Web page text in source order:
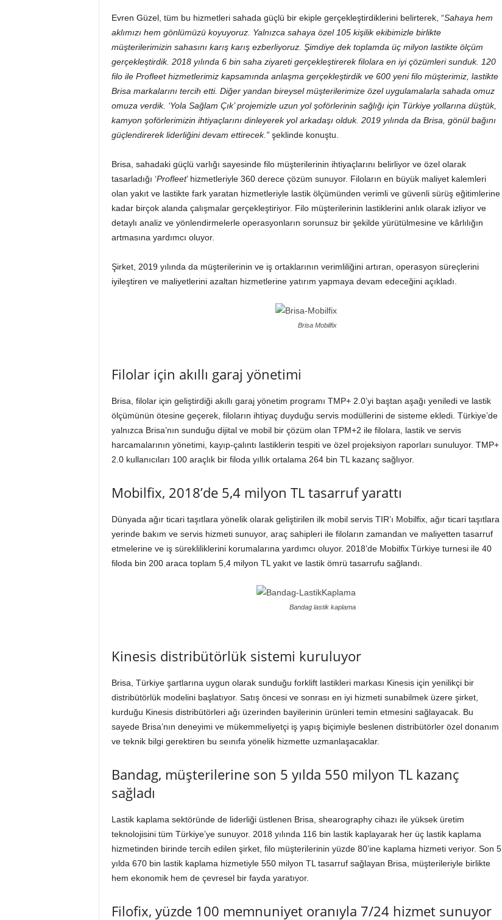
Evren Güzel, tüm bu hizmetleri sahada güçlü bir ekiple gerçekleştirdiklerini belirterek, “Sahaya hem
aklımızı hem gönlümüzü koyuyoruz. Yalnızca sahaya özel 105 kişilik ekibimizle birlikte
müşterilerimizin sahasını karış karış ezberliyoruz. Şimdiye dek toplamda üç milyon lastikte ölçüm
gerçekleştirdik. 2018 yılında 6 bin saha ziyareti gerçekleştirerek filolara en iyi çözümleri sunduk. 120
filo ile Profleet hizmetlerimiz kapsamında anlaşma gerçekleştirdik ve 600 yeni filo müşterimiz, lastikte
Brisa markalarını tercih etti. Diğer yandan bireysel müşterilerimize özel uygulamalarla sahada omuz
omuza verdik. ‘Yola Sağlam Çık’ projemizle uzun yol şoförlerinin sağlığı için Türkiye yollarına düştük,
kamyon şoförlerimizin ihtiyaçlarını dinleyerek yol arkadaşı olduk. 2019 yılında da Brisa, gönül bağını
güçlendirerek liderliğini devam ettirecek.” şeklinde konuştu.
Brisa, sahadaki güçlü varlığı sayesinde filo müşterilerinin ihtiyaçlarını belirliyor ve özel olarak
tasarladığı ‘Profleet’ hizmetleriyle 360 derece çözüm sunuyor. Filoların en büyük maliyet kalemleri
olan yakıt ve lastikte fark yaratan hizmetleriyle lastik ölçümünden verimli ve güvenli sürüş eğitimlerine
kadar birçok alanda çalışmalar gerçekleştiriyor. Filo müşterilerinin lastiklerini anlık olarak izliyor ve
detaylı analiz ve yönlendirmelerle operasyonların sorunsuz bir şekilde yürütülmesine ve kârlılığın
artmasına yardımcı oluyor.
Şirket, 2019 yılında da müşterilerinin ve iş ortaklarının verimliliğini artıran, operasyon süreçlerini
iyileştiren ve maliyetlerini azaltan hizmetlerine yatırım yapmaya devam edeceğini açıkladı.
Brisa Mobilfix
Filolar için akıllı garaj yönetimi
Brisa, filolar için geliştirdiği akıllı garaj yönetim programı TMP+ 2.0’yi baştan aşağı yeniledi ve lastik
ölçümünün ötesine geçerek, filoların ihtiyaç duyduğu servis modüllerini de sisteme ekledi. Türkiye’de
yalnızca Brisa’nın sunduğu dijital ve mobil bir çözüm olan TPM+2 ile filolara, lastik ve servis
harcamalarının yönetimi, kayıp-çalıntı lastiklerin tespiti ve özel projeksiyon raporları sunuluyor. TMP+
2.0 kullanıcıları 100 araçlık bir filoda yıllık ortalama 264 bin TL kazanç sağlıyor.
Mobilfix, 2018’de 5,4 milyon TL tasarruf yarattı
Dünyada ağır ticari taşıtlara yönelik olarak geliştirilen ilk mobil servis TIR’ı Mobilfix, ağır ticari taşıtlara
yerinde bakım ve servis hizmeti sunuyor, araç sahipleri ile filoların zamandan ve maliyetten tasarruf
etmelerine ve iş sürekliliklerini korumalarına yardımcı oluyor. 2018’de Mobilfix Türkiye turnesi ile 40
filoda bin 200 araca toplam 5,4 milyon TL yakıt ve lastik ömrü tasarrufu sağlandı.
Bandag lastik kaplama
Kinesis distribütörlük sistemi kuruluyor
Brisa, Türkiye şartlarına uygun olarak sunduğu forklift lastikleri markası Kinesis için yenilikçi bir
distribütörlük modelini başlatıyor. Satış öncesi ve sonrası en iyi hizmeti sunabilmek üzere şirket,
kurduğu Kinesis distribütörleri ağı üzerinden bayilerinin ürünleri temin etmesini sağlayacak. Bu
sayede Brisa’nın deneyimi ve mükemmeliyetçi iş yapış biçimiyle beslenen distribütörler özel donanım
ve teknik bilgi gerektiren bu seınıfa yönelik hizmette uzmanlaşacaklar.
Bandag, müşterilerine son 5 yılda 550 milyon TL kazanç
sağladı
Lastik kaplama sektöründe de liderliği üstlenen Brisa, shearography cihazı ile yüksek üretim
teknolojisini tüm Türkiye’ye sunuyor. 2018 yılında 116 bin lastik kaplayarak her üç lastik kaplama
hizmetinden birinde tercih edilen şirket, filo müşterilerinin yüzde 80’ine kaplama hizmeti veriyor. Son 5
yılda 670 bin lastik kaplama hizmetiyle 550 milyon TL tasarruf sağlayan Brisa, müşterileriyle birlikte
hem ekonomik hem de çevresel bir fayda yaratıyor.
Filofix, yüzde 100 memnuniyet oranıyla 7/24 hizmet sunuyor